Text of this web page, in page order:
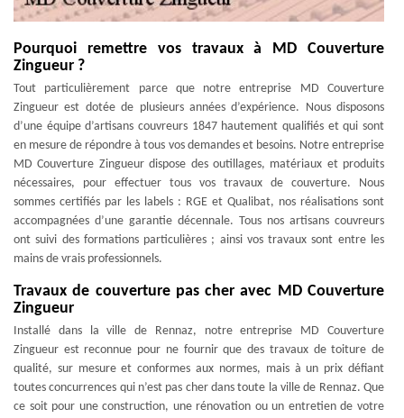
Pourquoi remettre vos travaux à MD Couverture
Zingueur ?
Tout particulièrement parce que notre entreprise MD Couverture
Zingueur est dotée de plusieurs années d’expérience. Nous disposons
d’une équipe d’artisans couvreurs 1847 hautement qualifiés et qui sont
en mesure de répondre à tous vos demandes et besoins. Notre entreprise
MD Couverture Zingueur dispose des outillages, matériaux et produits
nécessaires, pour effectuer tous vos travaux de couverture. Nous
sommes certifiés par les labels : RGE et Qualibat, nos réalisations sont
accompagnées d’une garantie décennale. Tous nos artisans couvreurs
ont suivi des formations particulières ; ainsi vos travaux sont entre les
mains de vrais professionnels.
Travaux de couverture pas cher avec MD Couverture
Zingueur
Installé dans la ville de Rennaz, notre entreprise MD Couverture
Zingueur est reconnue pour ne fournir que des travaux de toiture de
qualité, sur mesure et conformes aux normes, mais à un prix défiant
toutes concurrences qui n’est pas cher dans toute la ville de Rennaz. Que
ce soit pour une construction, une rénovation ou un entretien de votre